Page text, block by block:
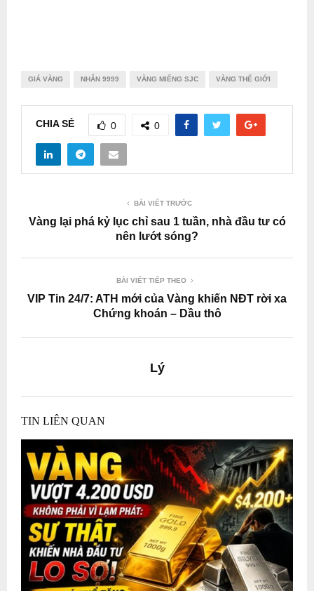
GIÁ VÀNG NHẪN 9999 VÀNG MIẾNG SJC VÀNG THẾ GIỚI
CHIA SẺ 0 0
BÀI VIẾT TRƯỚC
Vàng lại phá kỷ lục chỉ sau 1 tuần, nhà đầu tư có
nên lướt sóng?
BÀI VIẾT TIẾP THEO
VIP Tin 24/7: ATH mới của Vàng khiến NĐT rời xa
Chứng khoán – Dầu thô
Lý
TIN LIÊN QUAN